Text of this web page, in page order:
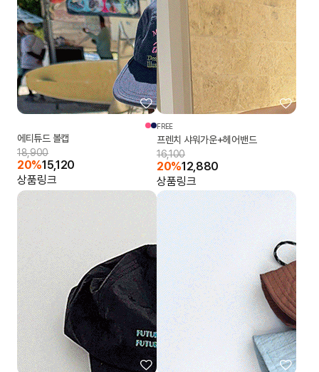
에티튜드 볼캡
18,900
20%15,120
상품링크
FREE
프렌치 샤워가운+헤어밴드
16,100
20%12,880
상품링크